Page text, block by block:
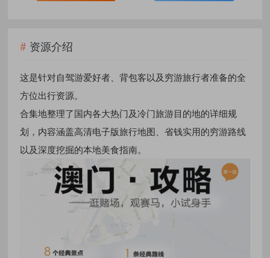
资源介绍
这是针对自驾游爱好者、背包客以及穷游旅行者准备的全
方位出行资源。
合集地整理了国内各大热门及冷门旅游目的地的详细规
划，内容涵盖高清电子版旅行地图、省钱实用的穷游路线
以及深度挖掘的本地美食指南。